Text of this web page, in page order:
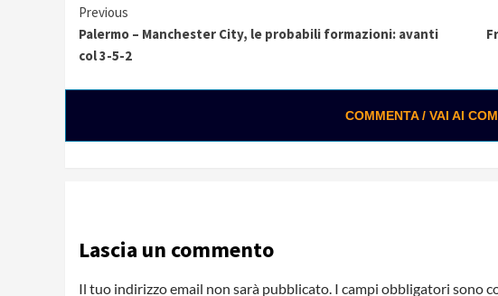
Continue
Reading
Previous
Palermo – Manchester City, le probabili formazioni: avanti
col 3-5-2
COMMENTA / VAI AI
Lascia un commento
Il tuo indirizzo email non sarà pubblicato. I campi obbligatori sono